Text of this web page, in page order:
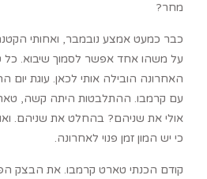
מחר?
כבר כמעט אמצע נובמבר, ואחותי
על משהו אחד אפשר לסמוך שיבוא.
האחרונה הובילה אותי לכאן. עוגת יום
עם קרמבו. ההתלבטות היתה קשה,
אולי את שניהם? בהחלט את שניהם.
כי יש המון זמן פנוי לאחרונה.
קודם הכנתי טארט קרמבו. את הבצק